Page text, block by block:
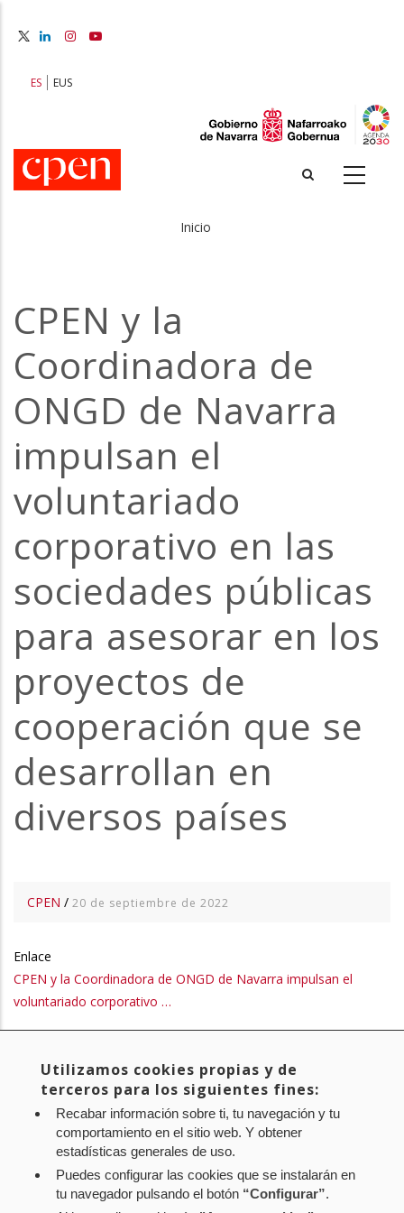
principal
ES EUS
de
ayuda
la
navegación
Inicio
CPEN y la
Coordinadora de
ONGD de Navarra
impulsan el
voluntariado
corporativo en las
sociedades públicas
para asesorar en los
proyectos de
cooperación que se
desarrollan en
diversos países
CPEN / 20 de septiembre de 2022
Enlace
CPEN y la Coordinadora de ONGD de Navarra impulsan el
voluntariado corporativo …
Empresa Filtro
CPEN
Empresa
Utilizamos cookies propias y de
terceros para los siguientes fines:
Recabar información sobre ti, tu navegación y tu
comportamiento en el sitio web. Y obtener
estadísticas generales de uso.
Puedes configurar las cookies que se instalarán en
tu navegador pulsando el botón “Configurar”.